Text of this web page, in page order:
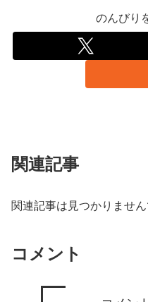
のんびり
関連記事
関連記事は見つかりません
コメント